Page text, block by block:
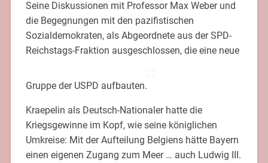
Seine Diskussionen mit Professor Max Weber und
die Begegnungen mit den pazifistischen
Sozialdemokraten, als Abgeordnete aus der SPD-
Reichstags-Fraktion ausgeschlossen, die eine neue
Gruppe der USPD aufbauten.
Kraepelin als Deutsch-Nationaler hatte die
Kriegsgewinne im Kopf, wie seine königlichen
Umkreise: Mit der Aufteilung Belgiens hätte Bayern
einen eigenen Zugang zum Meer … auch Ludwig III.